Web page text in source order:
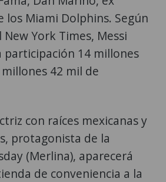
los Miami Dolphins. Según
York Times, Messi
participación 14 millones
42 mil de
con raíces mexicanas y
protagonista de la
(Merlina), aparecerá
de conveniencia a la